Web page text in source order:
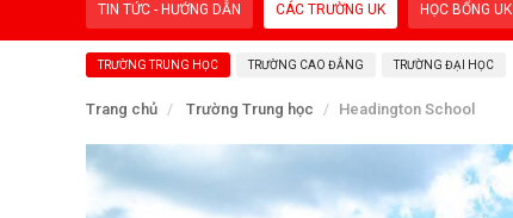
TIN TỨC - HƯỚNG DẪN CÁC TRƯỜNG UK HỌC BỔNG UK
TRƯỜNG TRUNG HỌC TRƯỜNG CAO ĐẲNG TRƯỜNG ĐẠI HỌC
Trang chủ Trường Trung học Headington School
LIÊN HỆ